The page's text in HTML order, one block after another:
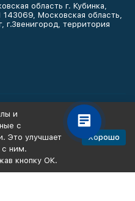
область г. Кубинка,
Московская область,
г.Звенигород, территория
и
с
Это улучшает
с ним.
кнопку ОК.
Хорошо